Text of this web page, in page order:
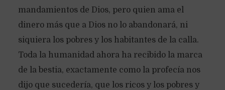
mandamientos de Dios, pero quien ama el
dinero más que a Dios no lo abandonará, ni
siquiera los pobres y los habitantes de la calla.
Toda la humanidad ahora ha recibido la marca
de la bestia, exactamente como la profecía nos
dijo que sucedería, que los ricos y los pobres y